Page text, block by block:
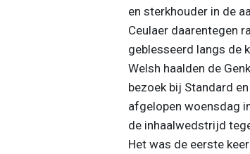
en sterkhouder in de
Ceulaer daarentegen
geblesseerd langs de
Welsh haalden de
bezoek bij Standard
afgelopen woensdag
de inhaalwedstrijd
Het was de eerste